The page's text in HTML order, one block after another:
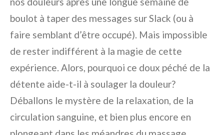
boulot à taper des messages sur Slack (ou à
faire semblant d’être occupé). Mais impossible
de rester indifférent à la magie de cette
expérience. Alors, pourquoi ce doux péché de la
détente aide-t-il à soulager la douleur?
Déballons le mystère de la relaxation, de la
circulation sanguine, et bien plus encore en